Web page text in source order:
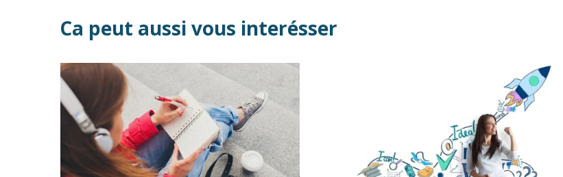
Ca peut aussi vous interésser